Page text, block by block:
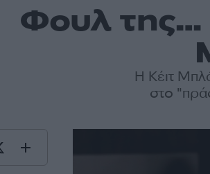
Φουλ της…
Η Κέιτ
στο